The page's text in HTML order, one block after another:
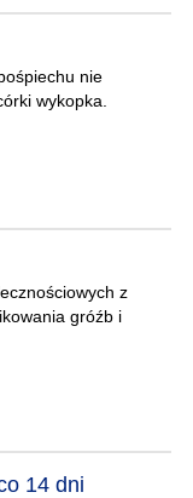
nie
wykopka.
z
gróźb i
14 dni